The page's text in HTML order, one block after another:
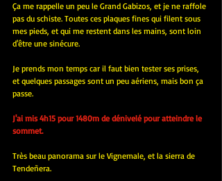
Ça me rappelle un peu le Grand Gabizos, et je ne raffole
pas du schiste. Toutes ces plaques fines qui filent sous
mes pieds, et qui me restent dans les mains, sont loin
d'être une sinécure.
Je prends mon temps car il faut bien tester ses prises,
et quelques passages sont un peu aériens, mais bon ça
passe.
J'ai mis 4h15 pour 1480m de dénivelé pour atteindre le
sommet.
Très beau panorama sur le Vignemale, et la sierra de
Tendeñera.